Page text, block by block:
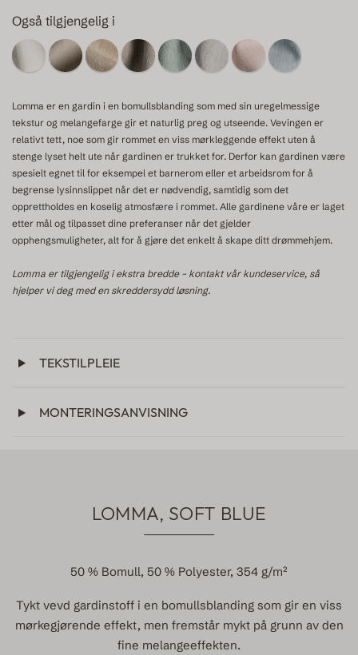
Også tilgjengelig i
Lomma er en gardin i en bomullsblanding som med sin uregelmessige
tekstur og melangefarge gir et naturlig preg og utseende. Vevingen er
relativt tett, noe som gir rommet en viss mørkleggende effekt uten å
stenge lyset helt ute når gardinen er trukket for. Derfor kan gardinen være
spesielt egnet til for eksempel et barnerom eller et arbeidsrom for å
begrense lysinnslippet når det er nødvendig, samtidig som det
opprettholdes en koselig atmosfære i rommet. Alle gardinene våre er laget
etter mål og tilpasset dine preferanser når det gjelder
opphengsmuligheter, alt for å gjøre det enkelt å skape ditt drømmehjem.
Lomma er tilgjengelig i ekstra bredde – kontakt vår kundeservice, så
hjelper vi deg med en skreddersydd løsning.
TEKSTILPLEIE
MONTERINGSANVISNING
LOMMA, SOFT BLUE
50 % Bomull, 50 % Polyester, 354 g/m²
Tykt vevd gardinstoff i en bomullsblanding som gir en viss
mørkegjørende effekt, men fremstår mykt på grunn av den
fine melangeeffekten.